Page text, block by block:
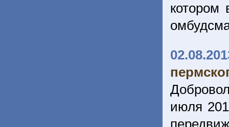
котором
июля